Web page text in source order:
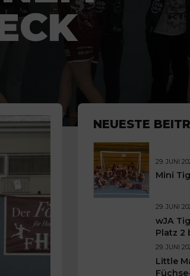
NEUESTE
29. JUNI
Mini
29. JUNI
wJA
Platz 2
29. JUNI
Little